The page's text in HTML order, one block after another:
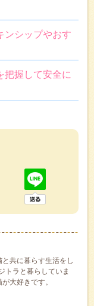
ンシップやおす
把握して安全に
共に暮らす生活をし
トラと暮らしていま
大好きです。